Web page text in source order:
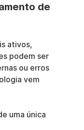
de
ativos,
podem ser
ou erros
vem
uma única